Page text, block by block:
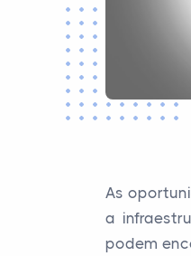
As
a
podem